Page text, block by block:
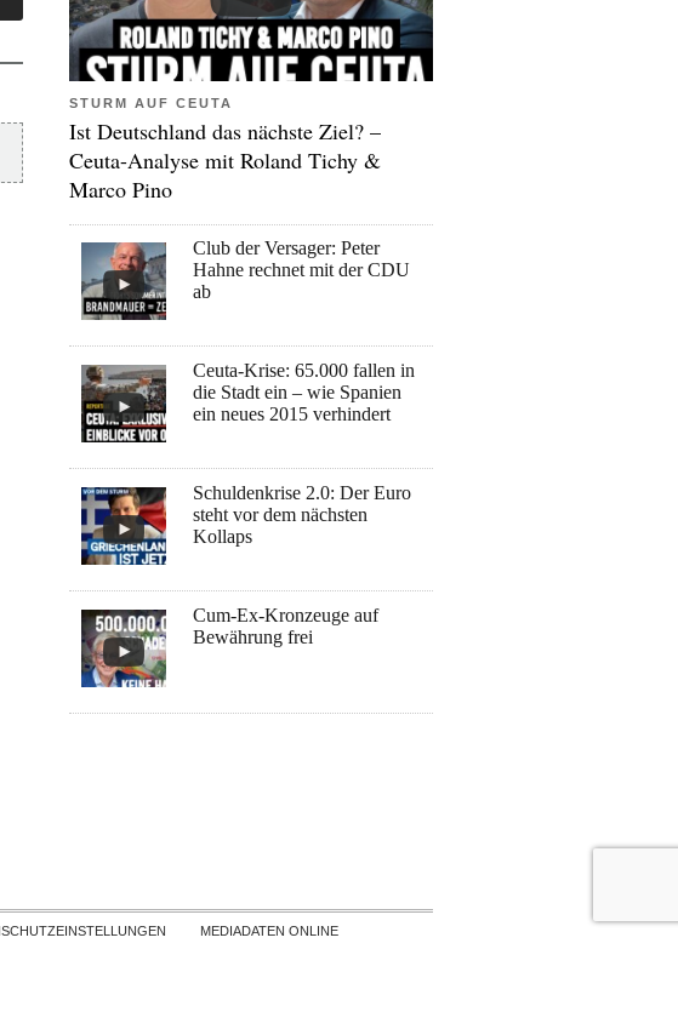
STURM AUF CEUTA
Ist Deutschland das nächste Ziel? –
Ceuta-Analyse mit Roland Tichy &
Marco Pino
Club der Versager: Peter
Hahne rechnet mit der CDU
ab
Ceuta-Krise: 65.000 fallen in
die Stadt ein – wie Spanien
ein neues 2015 verhindert
Schuldenkrise 2.0: Der Euro
steht vor dem nächsten
Kollaps
Cum-Ex-Kronzeuge auf
Bewährung frei
MEDIADATEN ONLINE